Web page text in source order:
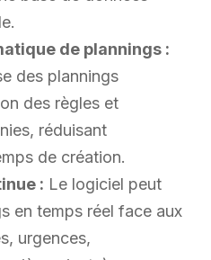
de plannings :
des plannings
des règles et
réduisant
de création.
: Le logiciel peut
en temps réel face aux
urgences,